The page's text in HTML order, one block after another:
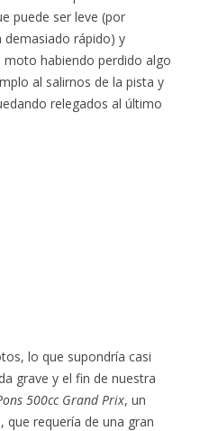
puede ser leve (por
rápido) y
habiendo perdido algo
al salirnos de la pista y
relegados al último
lo que supondría casi
grave y el fin de nuestra
500cc Grand Prix, un
requería de una gran